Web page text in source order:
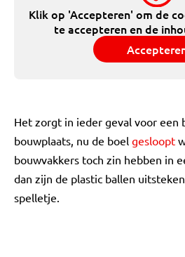
Klik op 'Accepteren' om de
te accepteren en de
Het zorgt in ieder geval voor een
bouwplaats, nu de boel gesloopt
bouwvakkers toch zin hebben in
dan zijn de plastic ballen
spelletje.